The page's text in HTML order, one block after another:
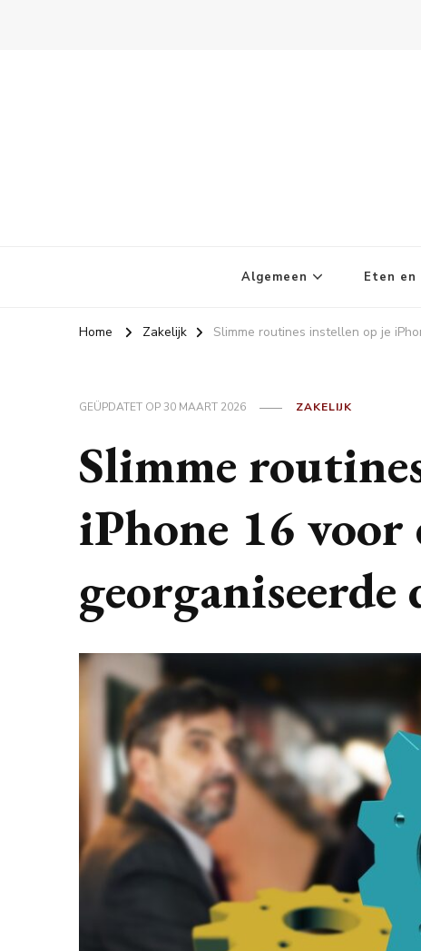
Algemeen Eten en
Home Zakelijk Slimme routines instellen op je
GEÜPDATET OP 30 MAART 2026 ZAKELIJK
Slimme
iPhone 16 voor
georganiseerde